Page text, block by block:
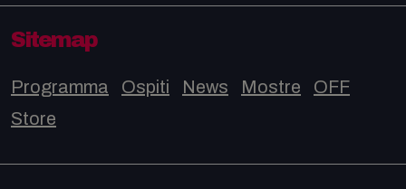
Sitemap
Programma Ospiti News Mostre
OFF
Store